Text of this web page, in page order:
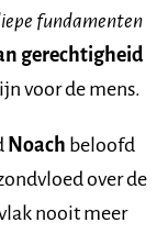
fundamenten
gerechtigheid
voor de mens.
Noach beloofd
over de
nooit meer